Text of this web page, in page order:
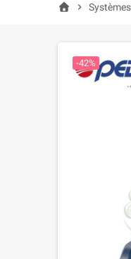
chevron_right
-42%